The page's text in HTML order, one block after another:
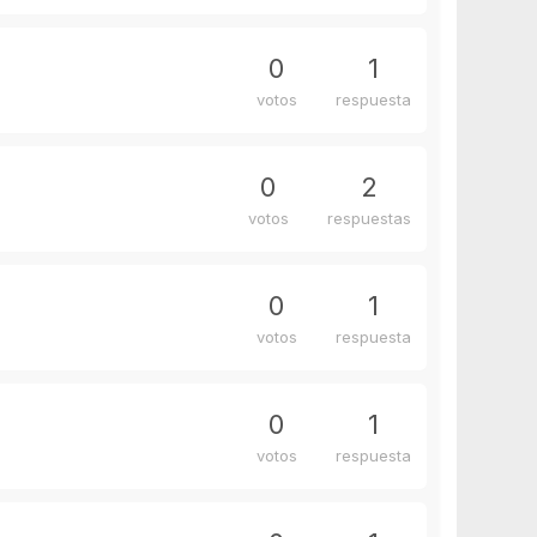
0
votos
1
respuesta
0
votos
2
respuestas
0
votos
1
respuesta
0
votos
1
respuesta